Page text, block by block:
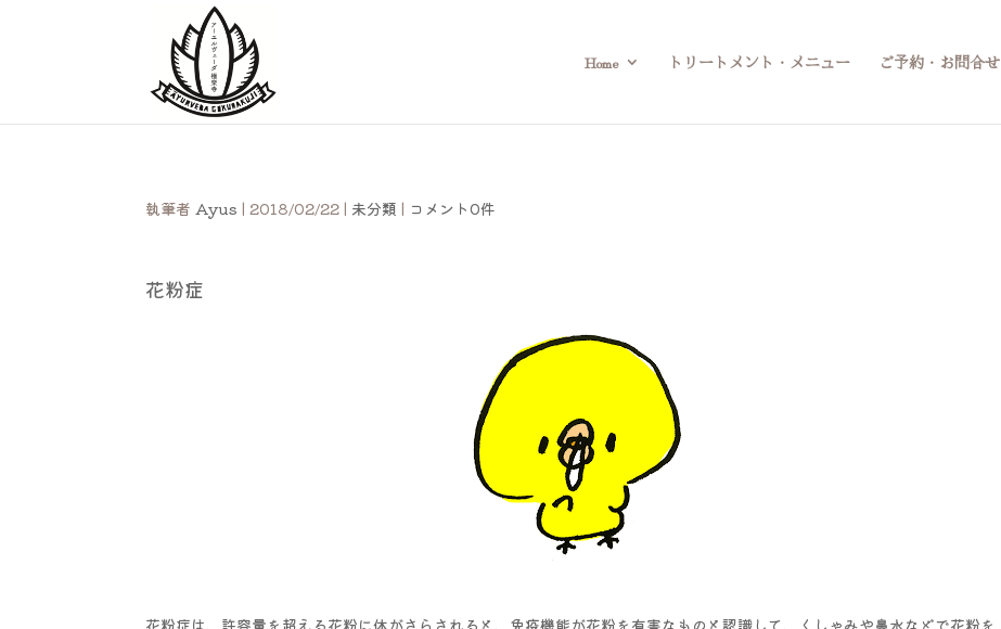
Home トリートメント・メニュー ご予約・お問合せ
執筆者Ayus |2018/02/22 | 未分類 | コメント0件
花粉症
花粉症は、許容量を超える花粉に体がさらされると、免疫機能が花粉を有害なものと認識して、くしゃみや鼻水などで花粉を